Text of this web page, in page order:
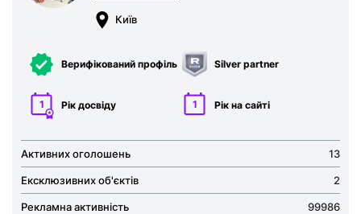
Київ
Верифікований профіль Silver partner
1 Рік досвіду 1 Рік на сайті
Активних оголошень 13
Ексклюзивних об'єктів 2
Рекламна активність 99986